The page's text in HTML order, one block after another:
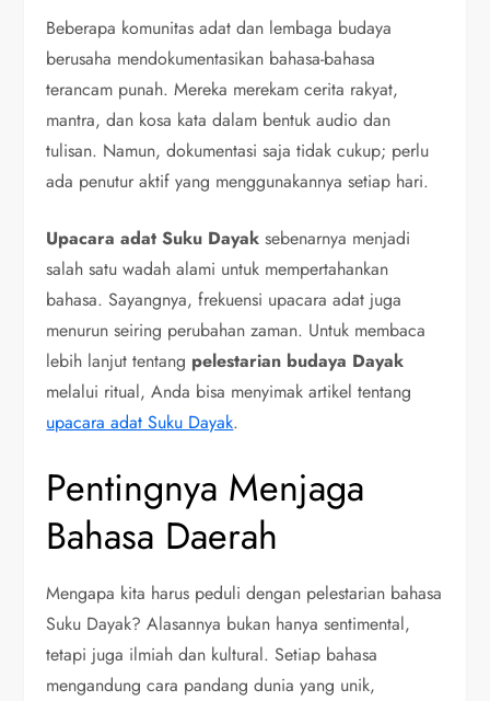
Beberapa komunitas adat dan lembaga budaya
berusaha mendokumentasikan bahasa-bahasa
terancam punah. Mereka merekam cerita rakyat,
mantra, dan kosa kata dalam bentuk audio dan
tulisan. Namun, dokumentasi saja tidak cukup; perlu
ada penutur aktif yang menggunakannya setiap hari.
Upacara adat Suku Dayak sebenarnya menjadi
salah satu wadah alami untuk mempertahankan
bahasa. Sayangnya, frekuensi upacara adat juga
menurun seiring perubahan zaman. Untuk membaca
lebih lanjut tentang pelestarian budaya Dayak
melalui ritual, Anda bisa menyimak artikel tentang
upacara adat Suku Dayak.
Pentingnya Menjaga
Bahasa Daerah
Mengapa kita harus peduli dengan pelestarian bahasa
Suku Dayak? Alasannya bukan hanya sentimental,
tetapi juga ilmiah dan kultural. Setiap bahasa
mengandung cara pandang dunia yang unik,